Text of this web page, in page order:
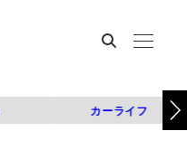
カーライフ